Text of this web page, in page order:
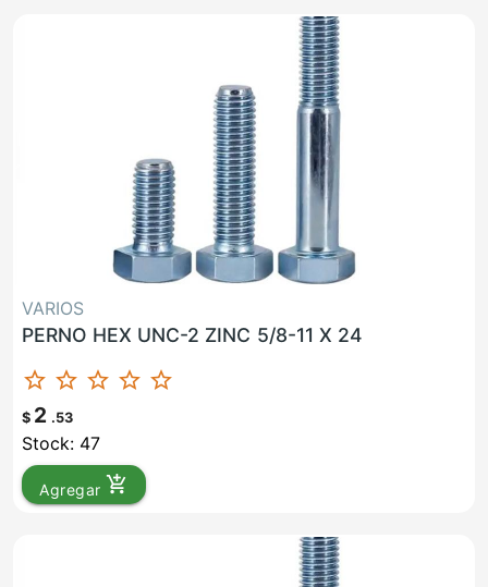
VARIOS
PERNO HEX UNC-2 ZINC 5/8-11 X 24
star_border star_border star_border star_border star_border
$ 2 .53
Stock: 47
Agregar add_shopping_cart